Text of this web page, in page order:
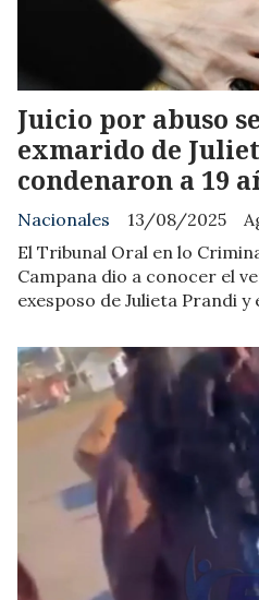
Juicio por abuso
exmarido de
condenaron a 19
Nacionales
13/08/2025
El Tribunal Oral en lo
Campana dio a conocer el
exesposo de Julieta Prandi y